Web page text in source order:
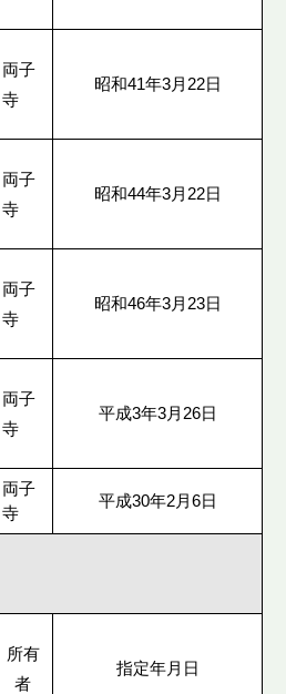
両子
寺
昭和41年3月22日
両子
寺
昭和44年3月22日
両子
寺
昭和46年3月23日
両子
寺
平成3年3月26日
両子
寺
平成30年2月6日
所有
者
指定年月日